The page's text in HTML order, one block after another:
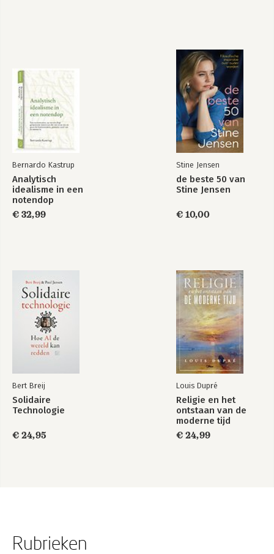
Bernardo Kastrup
Analytisch
idealisme in een
notendop
€ 32,99
Stine Jensen
de beste 50 van
Stine Jensen
€ 10,00
Bert Breij
Solidaire
Technologie
€ 24,95
Louis Dupré
Religie en het
ontstaan van de
moderne tijd
€ 24,99
Rubrieken